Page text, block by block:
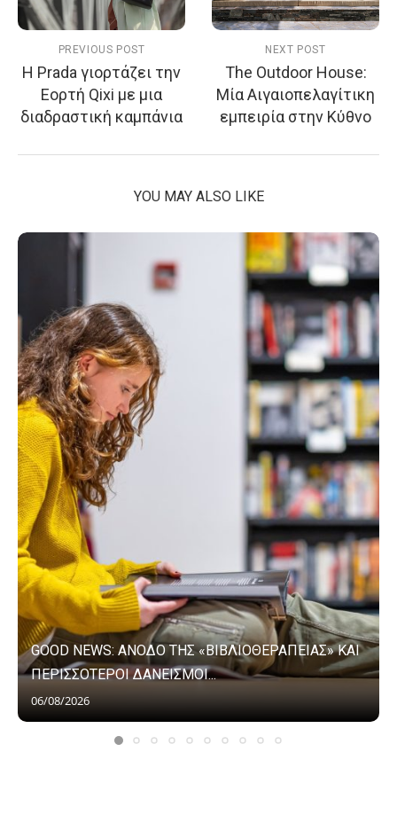
PREVIOUS POST
Η Prada γιορτάζει την
Εορτή Qixi με μια
διαδραστική καμπάνια
NEXT POST
Τhe Outdoor House:
Μία Αιγαιοπελαγίτικη
εμπειρία στην Κύθνο
YOU MAY ALSO LIKE
GOOD NEWS: ΑΝΟΔΟ ΤΗΣ «ΒΙΒΛΙΟΘΕΡΑΠΕΙΑΣ» ΚΑΙ
ΠΕΡΙΣΣΟΤΕΡΟΙ ΔΑΝΕΙΣΜΟΙ...
06/08/2026